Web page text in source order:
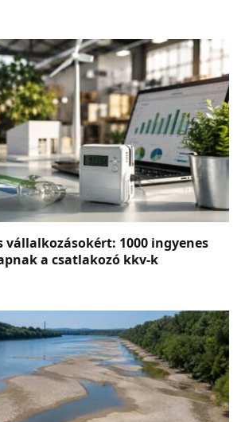
vállalkozásokért: 1000 ingyenes
a csatlakozó kkv-k